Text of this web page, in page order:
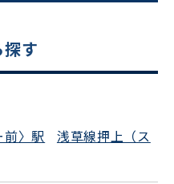
18:00
す
前〉駅
浅草線押上（ス